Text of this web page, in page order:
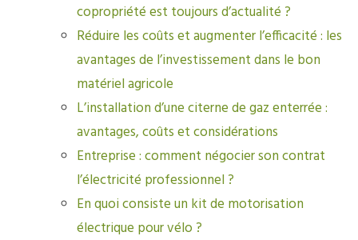
copropriété est toujours d’actualité ?
Réduire les coûts et augmenter l’efficacité : les
avantages de l’investissement dans le bon
matériel agricole
L’installation d’une citerne de gaz enterrée :
avantages, coûts et considérations
Entreprise : comment négocier son contrat
l’électricité professionnel ?
En quoi consiste un kit de motorisation
électrique pour vélo ?